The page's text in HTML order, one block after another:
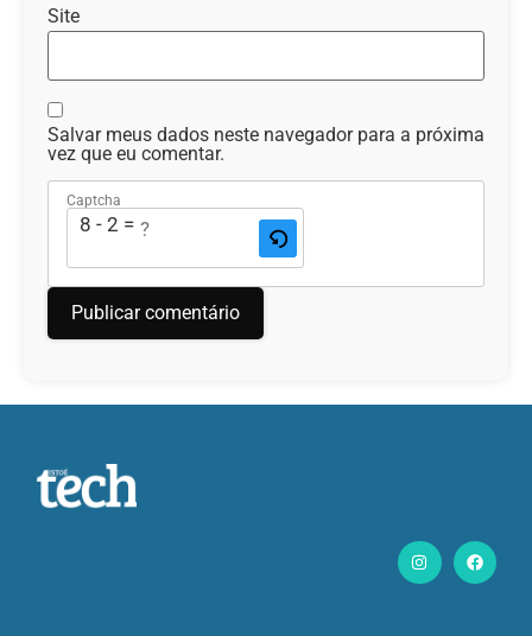
Site
Salvar meus dados neste navegador para a próxima
vez que eu comentar.
Captcha
8 - 2 = ?